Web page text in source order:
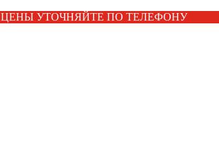
ЦЕНЫ УТОЧНЯЙТЕ ПО ТЕЛЕФОНУ